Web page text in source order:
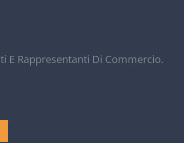
E Rappresentanti Di Commercio.